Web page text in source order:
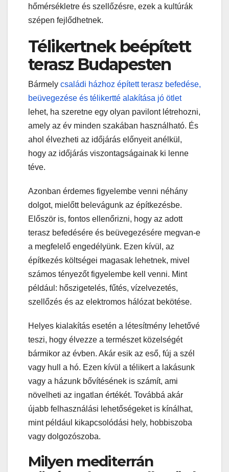
hőmérsékletre és szellőzésre, ezek a kultúrák
szépen fejlődhetnek.
Télikertnek beépített
terasz Budapesten
Bármely családi házhoz épített terasz befedése,
beüvegezése és télikertté alakítása jó ötlet
lehet, ha szeretne egy olyan pavilont létrehozni,
amely az év minden szakában használható. És
ahol élvezheti az időjárás előnyeit anélkül,
hogy az időjárás viszontagságainak ki lenne
téve.
Azonban érdemes figyelembe venni néhány
dolgot, mielőtt belevágunk az építkezésbe.
Először is, fontos ellenőrizni, hogy az adott
terasz befedésére és beüvegezésére megvan-e
a megfelelő engedélyünk. Ezen kívül, az
építkezés költségei magasak lehetnek, mivel
számos tényezőt figyelembe kell venni. Mint
például: hőszigetelés, fűtés, vízelvezetés,
szellőzés és az elektromos hálózat bekötése.
Helyes kialakítás esetén a létesítmény lehetővé
teszi, hogy élvezze a természet közelségét
bármikor az évben. Akár esik az eső, fúj a szél
vagy hull a hó. Ezen kívül a télikert a lakásunk
vagy a házunk bővítésének is számít, ami
növelheti az ingatlan értékét. Továbbá akár
újabb felhasználási lehetőségeket is kínálhat,
mint például kikapcsolódási hely, hobbiszoba
vagy dolgozószoba.
Milyen mediterrán